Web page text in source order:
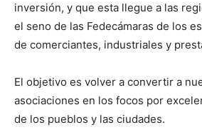
inversión, y que esta llegue a las
el seno de las Fedecámaras de los
de comerciantes, industriales y
El objetivo es volver a convertir a
asociaciones en los focos por
de los pueblos y las ciudades.